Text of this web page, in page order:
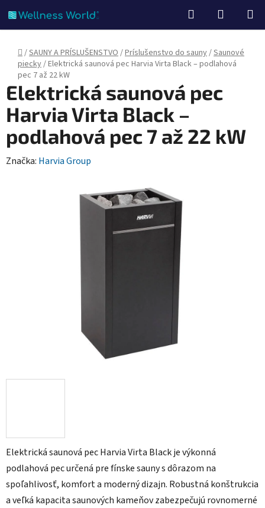
na
obsah
Hľadať
KOŠÍK
Domov
/SAUNY A PRÍSLUŠENSTVO/Príslušenstvo do sauny/Saunové
piecky/Elektrická saunová pec Harvia Virta Black – podlahová
pec 7 až 22 kW
Elektrická saunová pec Harvia Virta Black je výkonná
podlahová pec určená pre fínske sauny s dôrazom na
spoľahlivosť, komfort a moderný dizajn. Robustná konštrukcia
a veľká kapacita saunových kameňov zabezpečujú rovnomerné
Elektrická saunová pec
Harvia Virta Black –
podlahová pec 7 až 22 kW
Značka: Harvia Group